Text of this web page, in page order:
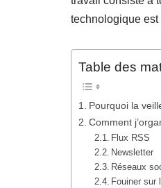
technologique est
Table des
Pourquoi la
Comment
Flux RSS
Newsletter
Réseaux
Fouiner sur